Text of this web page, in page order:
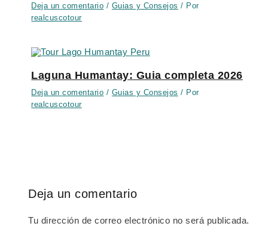
Deja un comentario / Guias y Consejos / Por
realcuscotour
Laguna Humantay: Guia completa 2026
Deja un comentario / Guias y Consejos / Por
realcuscotour
Deja un comentario
Tu dirección de correo electrónico no será publicada.